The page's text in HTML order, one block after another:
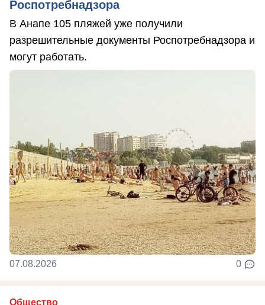
Роспотребнадзора
В Анапе 105 пляжей уже получили
разрешительные документы Роспотребнадзора и
могут работать.
07.08.2026 0
Общество